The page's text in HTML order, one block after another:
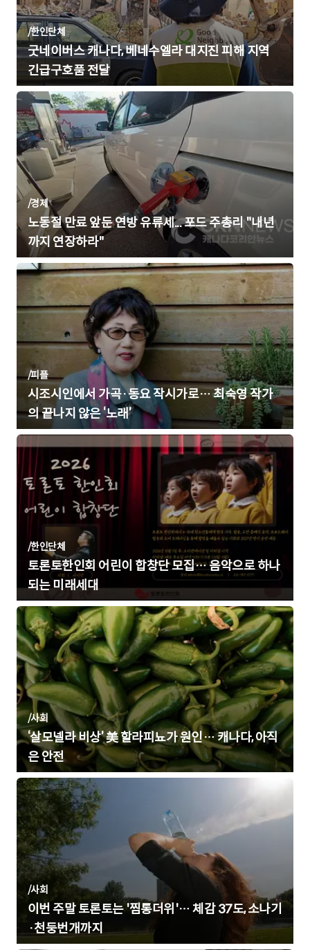
/한인단체
굿네이버스 캐나다, 베네수엘라 대지진 피해 지역
긴급구호품 전달
/경제
노동절 만료 앞둔 연방 유류세... 포드 주총리 "내년
까지 연장하라"
/피플
시조시인에서 가곡·동요 작시가로… 최숙영 작가
의 끝나지 않은 ‘노래’
/한인단체
토론토한인회 어린이 합창단 모집… 음악으로 하나
되는 미래세대
/사회
‘살모넬라 비상’ 美 할라피뇨가 원인… 캐나다, 아직
은 안전
/사회
이번 주말 토론토는 '찜통더위'… 체감 37도, 소나기
·천둥번개까지